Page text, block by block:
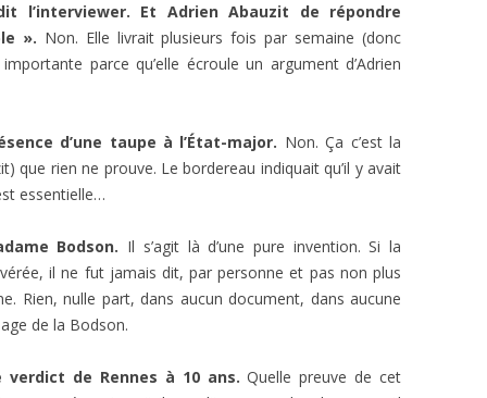
l’interviewer. Et Adrien Abauzit de répondre
». Non. Elle livrait plusieurs fois par semaine (donc
parce qu’elle écroule un argument d’Adrien
d’une taupe à l’État-major. Non. Ça c’est la
que rien ne prouve. Le bordereau indiquait qu’il y avait
essentielle…
Bodson. Il s’agit là d’une pure invention. Si la
il ne fut jamais dit, par personne et pas non plus
Rien, nulle part, dans aucun document, dans aucune
de la Bodson.
de Rennes à 10 ans. Quelle preuve de cet